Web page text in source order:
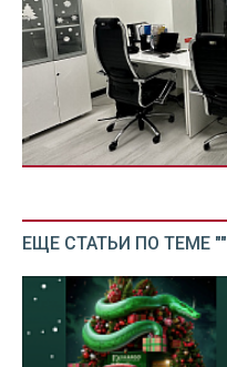
ЕЩЕ СТАТЬИ ПО ТЕМЕ ""